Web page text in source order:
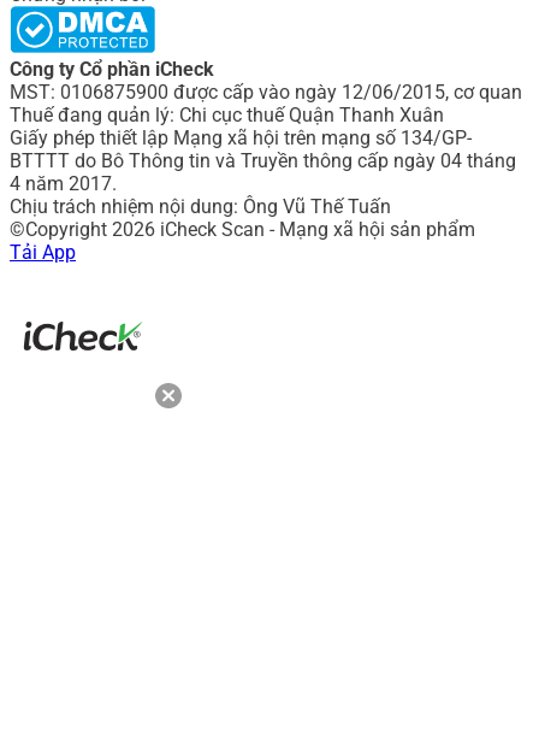
Công ty Cổ phần iCheck
MST: 0106875900 được cấp vào ngày 12/06/2015, cơ quan
Thuế đang quản lý: Chi cục thuế Quận Thanh Xuân
Giấy phép thiết lập Mạng xã hội trên mạng số 134/GP-
BTTTT do Bô Thông tin và Truyền thông cấp ngày 04 tháng
4 năm 2017.
Chịu trách nhiệm nội dung: Ông Vũ Thế Tuấn
©Copyright 2026 iCheck Scan - Mạng xã hội sản phẩm
Tải App